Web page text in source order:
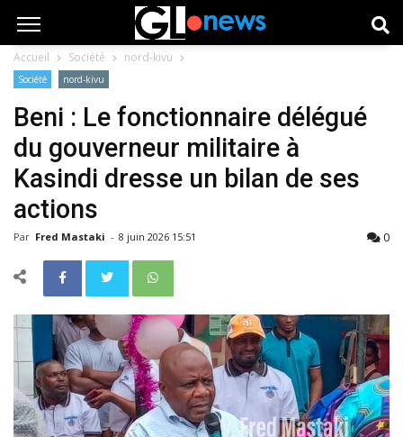
Accueil Société nord-kivu
Société nord-kivu
Beni : Le fonctionnaire délégué
du gouverneur militaire à
Kasindi dresse un bilan de ses
actions
Par Fred Mastaki - 8 juin 2026 15:51 0